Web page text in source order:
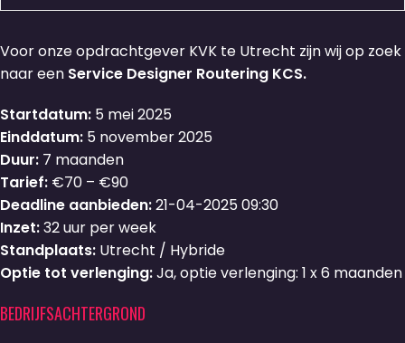
Voor onze opdrachtgever KVK te Utrecht zijn wij op zoek
naar een Service Designer Routering KCS.
Startdatum: 5 mei 2025
Einddatum: 5 november 2025
Duur: 7 maanden
Tarief: €70 – €90
Deadline aanbieden:21-04-2025 09:30
Inzet:32 uur per week
Standplaats: Utrecht / Hybride
Optie tot verlenging:Ja, optie verlenging: 1 x 6 maanden
BEDRIJFSACHTERGROND